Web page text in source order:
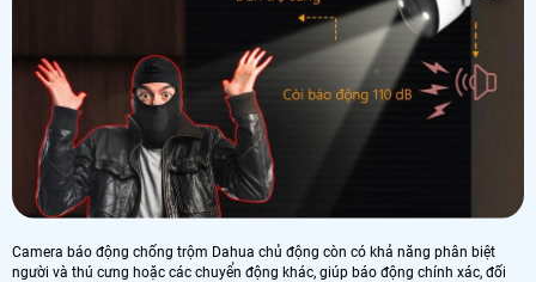
Camera báo động chống trộm Dahua chủ động còn có khả năng phân biệt
người và thú cưng hoặc các chuyển động khác, giúp báo động chính xác, đối